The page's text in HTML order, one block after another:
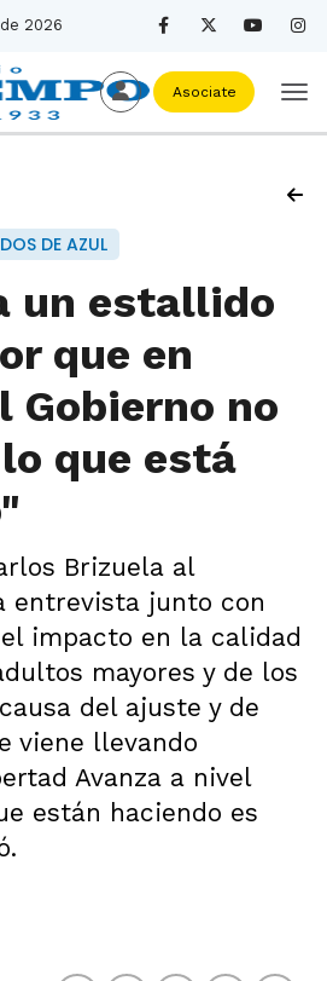
2026
Asociate
DE AZUL
un estallido
que en
Gobierno no
que está
Brizuela al
entrevista junto con
impacto en la calidad
mayores y de los
del ajuste y de
viene llevando
Avanza a nivel
están haciendo es